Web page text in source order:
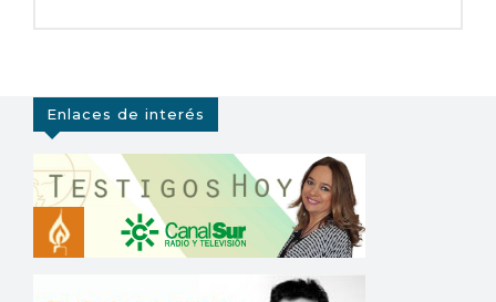
Enlaces de interés